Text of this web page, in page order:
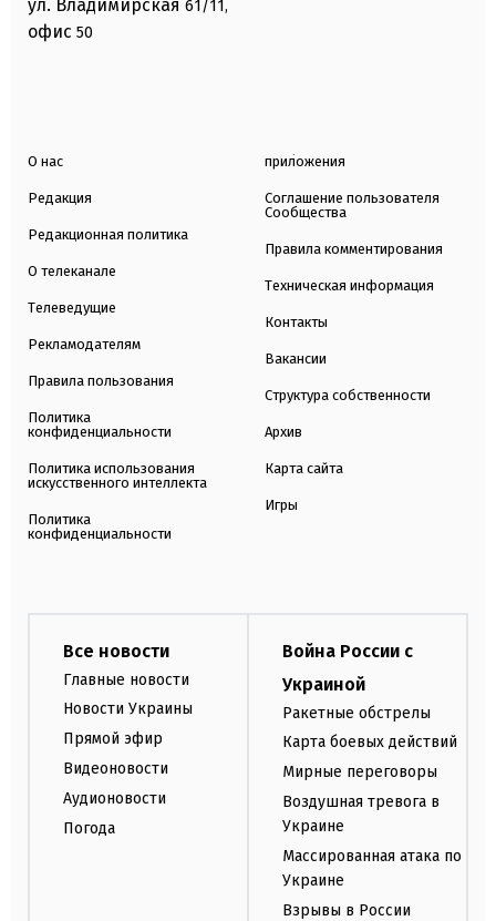
ул. Владимирская 61/11,
офис 50
О нас
Редакция
Редакционная политика
О телеканале
Телеведущие
Рекламодателям
Правила пользования
Политика
конфиденциальности
Политика использования
искусственного интеллекта
Политика
конфиденциальности
приложения
Соглашение пользователя
Сообщества
Правила комментирования
Техническая информация
Контакты
Вакансии
Структура собственности
Архив
Карта сайта
Игры
Все новости
Главные новости
Новости Украины
Прямой эфир
Видеоновости
Аудионовости
Погода
Война России с
Украиной
Ракетные обстрелы
Карта боевых действий
Мирные переговоры
Воздушная тревога в
Украине
Массированная атака по
Украине
Взрывы в России